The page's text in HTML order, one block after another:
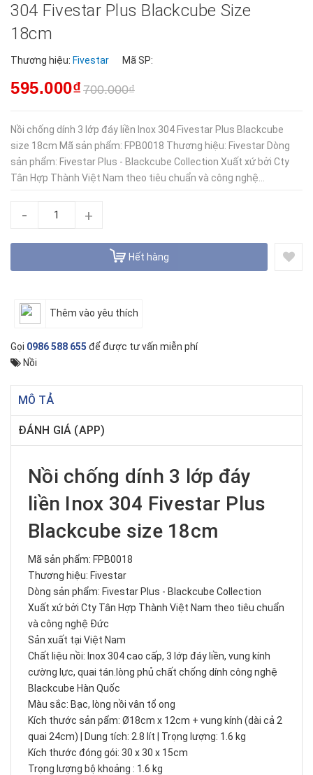
304 Fivestar Plus Blackcube Size
18cm
Thương hiệu: Fivestar Mã SP:
595.000₫700.000₫
Nồi chống dính 3 lớp đáy liền Inox 304 Fivestar Plus Blackcube
size 18cm Mã sản phẩm: FPB0018 Thương hiệu: Fivestar Dòng
sản phẩm: Fivestar Plus - Blackcube Collection Xuất xứ bởi Cty
Tân Hợp Thành Việt Nam theo tiêu chuẩn và công nghệ...
- +
Hết hàng
Thêm vào yêu thích
Gọi 0986 588 655 để được tư vấn miễn phí
Nồi
MÔ TẢ
ĐÁNH GIÁ (APP)
Nồi chống dính 3 lớp đáy
liền Inox 304 Fivestar Plus
Blackcube size 18cm
Mã sản phẩm: FPB0018
Thương hiệu: Fivestar
Dòng sản phẩm: Fivestar Plus - Blackcube Collection
Xuất xứ bởi Cty Tân Hợp Thành Việt Nam theo tiêu chuẩn
và công nghệ Đức
Sản xuất tại Việt Nam
Chất liệu nồi: Inox 304 cao cấp, 3 lớp đáy liền, vung kính
cường lực, quai tán.lòng phủ chất chống dính công nghệ
Blackcube Hàn Quốc
Màu sắc: Bạc, lòng nồi vân tổ ong
Kích thước sản pẩm: Ø18cm x 12cm + vung kính (dài cả 2
quai 24cm) | Dung tích: 2.8 lít | Trọng lượng: 1.6 kg
Kích thước đóng gói: 30 x 30 x 15cm
Trọng lượng bộ khoảng : 1.6 kg